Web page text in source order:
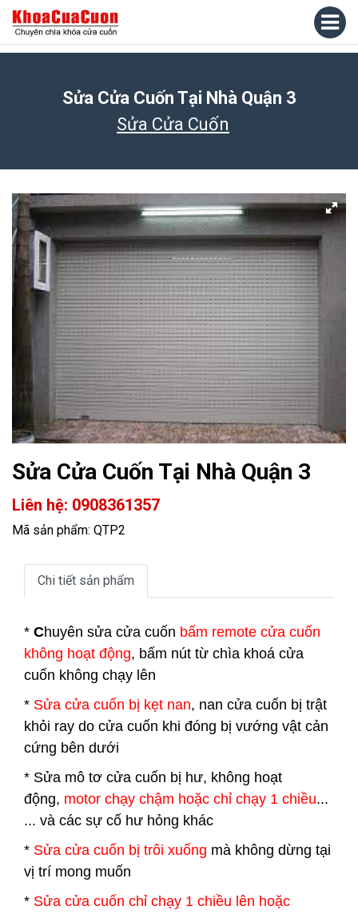
Sửa Cửa Cuốn Tại Nhà Quận 3
Sửa Cửa Cuốn
Sửa Cửa Cuốn Tại Nhà Quận 3
Liên hệ: 0908361357
Mã sản phẩm: QTP2
Chi tiết sản phẩm
* Chuyên sửa cửa cuốn bấm remote cửa cuốn
không hoạt động, bấm nút từ chìa khoá cửa
cuốn không chạy lên
* Sửa cửa cuốn bị kẹt nan, nan cửa cuốn bị trật
khỏi ray do cửa cuốn khi đóng bị vướng vật cản
cứng bên dưới
* Sửa mô tơ cửa cuốn bị hư, không hoạt
động, motor chạy chậm hoặc chỉ chạy 1 chiều...
... và các sự cố hư hỏng khác
* Sửa cửa cuốn bị trôi xuống mà không dừng tại
vị trí mong muốn
* Sửa cửa cuốn chỉ chạy 1 chiều lên hoặc